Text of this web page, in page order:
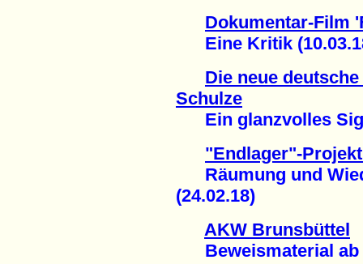
Dokumentar-Film
Eine Kritik
Die neue
Schulze
Ein glanzvolles
"Endlager"-
Räumung und
(24.02.18)
AKW Brunsbüttel
Beweismaterial ab